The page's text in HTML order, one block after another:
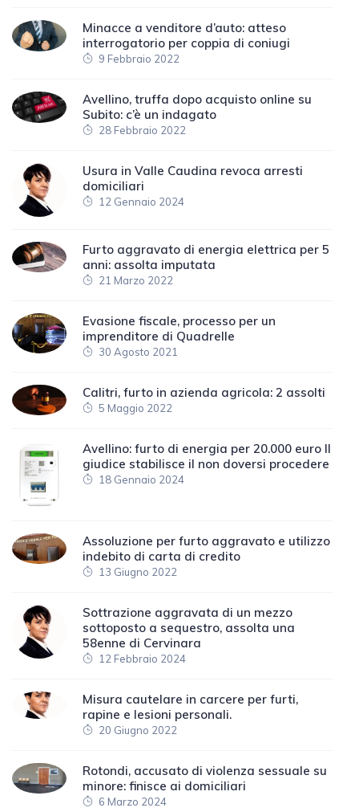
Minacce a venditore d’auto: atteso
interrogatorio per coppia di coniugi
9 Febbraio 2022
Avellino, truffa dopo acquisto online su
Subito: c’è un indagato
28 Febbraio 2022
Usura in Valle Caudina revoca arresti
domiciliari
12 Gennaio 2024
Furto aggravato di energia elettrica per 5
anni: assolta imputata
21 Marzo 2022
Evasione fiscale, processo per un
imprenditore di Quadrelle
30 Agosto 2021
Calitri, furto in azienda agricola: 2 assolti
5 Maggio 2022
Avellino: furto di energia per 20.000 euro Il
giudice stabilisce il non doversi procedere
18 Gennaio 2024
Assoluzione per furto aggravato e utilizzo
indebito di carta di credito
13 Giugno 2022
Sottrazione aggravata di un mezzo
sottoposto a sequestro, assolta una
58enne di Cervinara
12 Febbraio 2024
Misura cautelare in carcere per furti,
rapine e lesioni personali.
20 Giugno 2022
Rotondi, accusato di violenza sessuale su
minore: finisce ai domiciliari
6 Marzo 2024